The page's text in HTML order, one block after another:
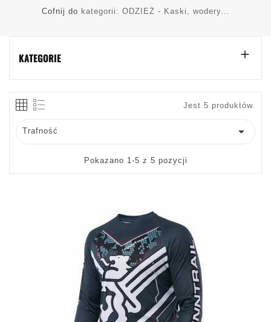
Cofnij do kategorii: ODZIEŻ - Kaski, wodery...
KATEGORIE 
Jest 5 produktów.
Trafność 
Pokazano 1-5 z 5 pozycji